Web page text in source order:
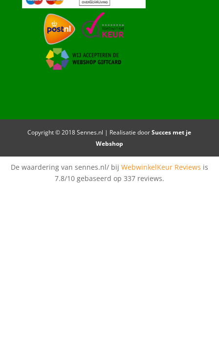
Copyright © 2018 Sennes.nl | Realisatie doorSucces met je
Webshop
De waardering van sennes.nl/ bij WebwinkelKeur Reviews is
7.8/10 gebaseerd op 337 reviews.